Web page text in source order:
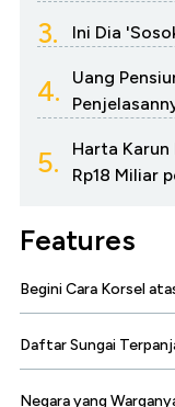
3. Ini Dia
4.
Uang
5.
Harta Karun
Rp18 Miliar
Features
Begini Cara Korsel
Daftar Sungai
Negara yang